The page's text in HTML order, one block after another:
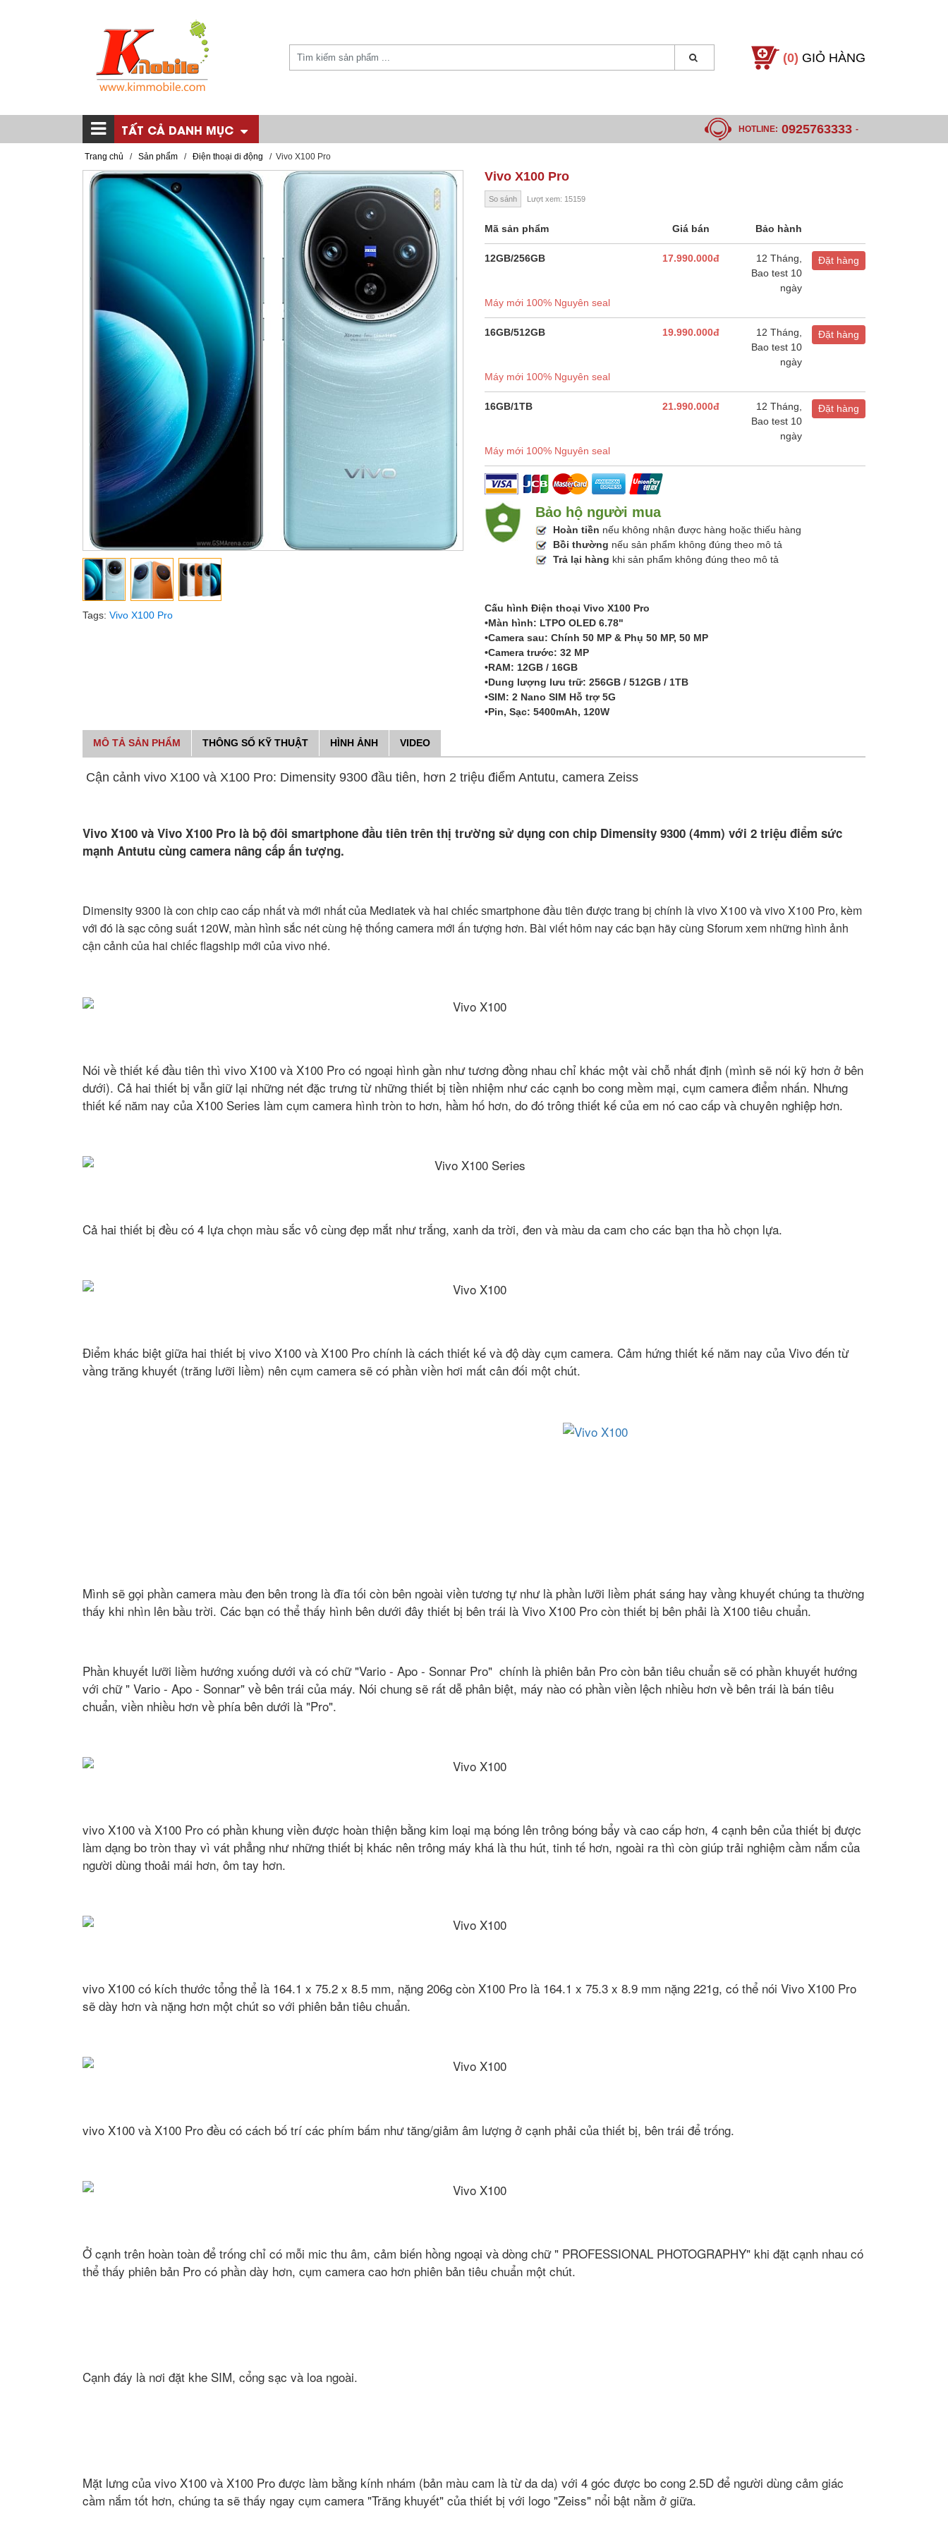
(0) GIỎ HÀNG
TẤT CẢ DANH MỤC HOTLINE: 0925763333 -
Trang chủ / Sản phẩm / Điện thoại di động / Vivo X100 Pro
Tags: Vivo X100 Pro
Vivo X100 Pro
So sánh Lượt xem: 15159
Mã sản phẩm Giá bán Bảo hành
12GB/256GB 17.990.000đ
12 Tháng,
Bao test 10
ngày
Đặt hàng
Máy mới 100% Nguyên seal
16GB/512GB 19.990.000đ
12 Tháng,
Bao test 10
ngày
Đặt hàng
Máy mới 100% Nguyên seal
16GB/1TB 21.990.000đ
12 Tháng,
Bao test 10
ngày
Đặt hàng
Máy mới 100% Nguyên seal
Bảo hộ người mua
Hoàn tiền nếu không nhận được hàng hoặc thiếu hàng
Bồi thường nếu sản phẩm không đúng theo mô tả
Trả lại hàng khi sản phẩm không đúng theo mô tả
Cấu hình Điện thoại Vivo X100 Pro
•Màn hình: LTPO OLED 6.78"
•Camera sau: Chính 50 MP & Phụ 50 MP, 50 MP
•Camera trước: 32 MP
•RAM: 12GB / 16GB
•Dung lượng lưu trữ: 256GB / 512GB / 1TB
•SIM: 2 Nano SIM Hỗ trợ 5G
•Pin, Sạc: 5400mAh, 120W
MÔ TẢ SẢN PHẨM THÔNG SỐ KỸ THUẬT HÌNH ẢNH VIDEO
Cận cảnh vivo X100 và X100 Pro: Dimensity 9300 đầu tiên, hơn 2 triệu điểm Antutu, camera Zeiss
Vivo X100 và Vivo X100 Pro là bộ đôi smartphone đầu tiên trên thị trường sử dụng con chip Dimensity 9300 (4mm) với 2 triệu điểm sức
mạnh Antutu cùng camera nâng cấp ấn tượng.
Dimensity 9300 là con chip cao cấp nhất và mới nhất của Mediatek và hai chiếc smartphone đầu tiên được trang bị chính là vivo X100 và vivo X100 Pro, kèm
với đó là sạc công suất 120W, màn hình sắc nét cùng hệ thống camera mới ấn tượng hơn. Bài viết hôm nay các bạn hãy cùng Sforum xem những hình ảnh
cận cảnh của hai chiếc flagship mới của vivo nhé.
Nói về thiết kế đầu tiên thì vivo X100 và X100 Pro có ngoại hình gần như tương đồng nhau chỉ khác một vài chỗ nhất định (mình sẽ nói kỹ hơn ở bên
dưới). Cả hai thiết bị vẫn giữ lại những nét đặc trưng từ những thiết bị tiền nhiệm như các cạnh bo cong mềm mại, cụm camera điểm nhấn. Nhưng
thiết kế năm nay của X100 Series làm cụm camera hình tròn to hơn, hầm hố hơn, do đó trông thiết kế của em nó cao cấp và chuyên nghiệp hơn.
Cả hai thiết bị đều có 4 lựa chọn màu sắc vô cùng đẹp mắt như trắng, xanh da trời, đen và màu da cam cho các bạn tha hồ chọn lựa.
Điểm khác biệt giữa hai thiết bị vivo X100 và X100 Pro chính là cách thiết kế và độ dày cụm camera. Cảm hứng thiết kế năm nay của Vivo đến từ
vầng trăng khuyết (trăng lưỡi liềm) nên cụm camera sẽ có phần viền hơi mất cân đối một chút.
Mình sẽ gọi phần camera màu đen bên trong là đĩa tối còn bên ngoài viền tương tự như là phần lưỡi liềm phát sáng hay vầng khuyết chúng ta thường
thấy khi nhìn lên bầu trời. Các bạn có thể thấy hình bên dưới đây thiết bị bên trái là Vivo X100 Pro còn thiết bị bên phải là X100 tiêu chuẩn.
Phần khuyết lưỡi liềm hướng xuống dưới và có chữ "Vario - Apo - Sonnar Pro" chính là phiên bản Pro còn bản tiêu chuẩn sẽ có phần khuyết hướng
với chữ " Vario - Apo - Sonnar" về bên trái của máy. Nói chung sẽ rất dễ phân biệt, máy nào có phần viền lệch nhiều hơn về bên trái là bán tiêu
chuẩn, viền nhiều hơn về phía bên dưới là "Pro".
vivo X100 và X100 Pro có phần khung viền được hoàn thiện bằng kim loại mạ bóng lên trông bóng bẩy và cao cấp hơn, 4 cạnh bên của thiết bị được
làm dạng bo tròn thay vì vát phẳng như những thiết bị khác nên trông máy khá là thu hút, tinh tế hơn, ngoài ra thì còn giúp trải nghiệm cầm nắm của
người dùng thoải mái hơn, ôm tay hơn.
vivo X100 có kích thước tổng thể là 164.1 x 75.2 x 8.5 mm, nặng 206g còn X100 Pro là 164.1 x 75.3 x 8.9 mm nặng 221g, có thể nói Vivo X100 Pro
sẽ dày hơn và nặng hơn một chút so với phiên bản tiêu chuẩn.
vivo X100 và X100 Pro đều có cách bố trí các phím bấm như tăng/giảm âm lượng ở cạnh phải của thiết bị, bên trái để trống.
Ở cạnh trên hoàn toàn để trống chỉ có mỗi mic thu âm, cảm biến hồng ngoại và dòng chữ " PROFESSIONAL PHOTOGRAPHY" khi đặt cạnh nhau có
thể thấy phiên bản Pro có phần dày hơn, cụm camera cao hơn phiên bản tiêu chuẩn một chút.
Cạnh đáy là nơi đặt khe SIM, cổng sạc và loa ngoài.
Mặt lưng của vivo X100 và X100 Pro được làm bằng kính nhám (bản màu cam là từ da da) với 4 góc được bo cong 2.5D để người dùng cảm giác
cầm nắm tốt hơn, chúng ta sẽ thấy ngay cụm camera "Trăng khuyết" của thiết bị với logo "Zeiss" nổi bật nằm ở giữa.